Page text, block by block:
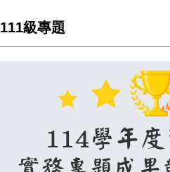
111級專題